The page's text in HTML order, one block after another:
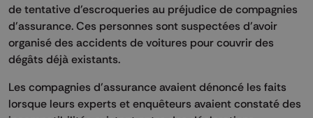
de tentative d'escroqueries au préjudice de compagnies
d'assurance. Ces personnes sont suspectées d'avoir
organisé des accidents de voitures pour couvrir des
dégâts déjà existants.
Les compagnies d'assurance avaient dénoncé les faits
lorsque leurs experts et enquêteurs avaient constaté des